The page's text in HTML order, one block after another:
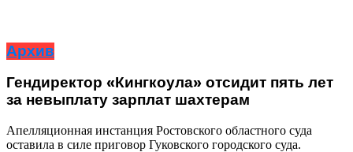
Архив
Гендиректор «Кингкоула» отсидит пять лет
за невыплату зарплат шахтерам
Апелляционная инстанция Ростовского областного суда
оставила в силе приговор Гуковского городского суда.